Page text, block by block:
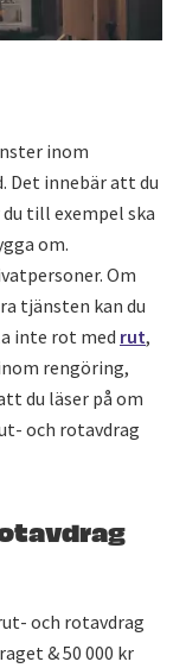
inom
Det innebär att du
till exempel ska
om.
Om
tjänsten kan du
inte rot med rut,
rengöring,
du läser på om
och rotavdrag
och rotavdrag
& 50 000 kr